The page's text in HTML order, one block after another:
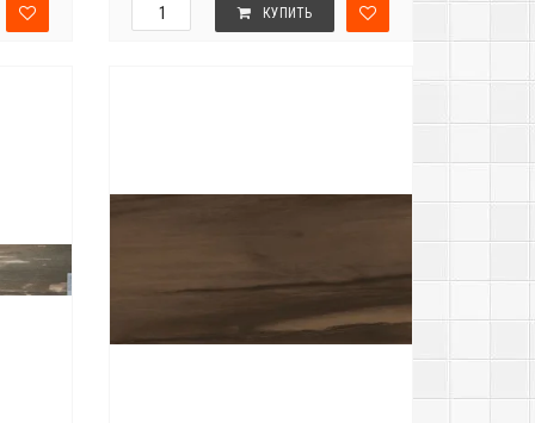
КУПИТЬ